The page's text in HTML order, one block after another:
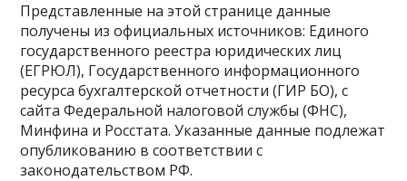
Представленные на этой странице данные
получены из официальных источников: Единого
государственного реестра юридических лиц
(ЕГРЮЛ), Государственного информационного
ресурса бухгалтерской отчетности (ГИР БО), с
сайта Федеральной налоговой службы (ФНС),
Минфина и Росстата. Указанные данные подлежат
опубликованию в соответствии с
законодательством РФ.